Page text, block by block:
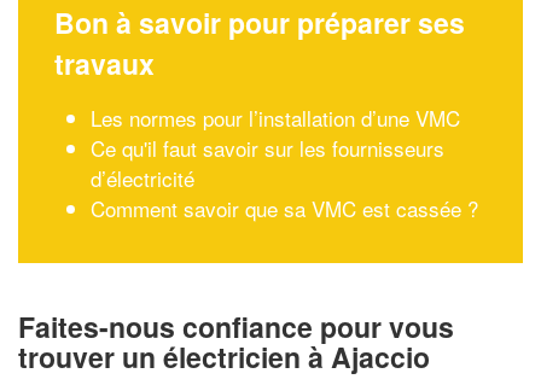
Bon à savoir pour préparer ses
travaux
Les normes pour l’installation d’une VMC
Ce qu'il faut savoir sur les fournisseurs
d’électricité
Comment savoir que sa VMC est cassée ?
Faites-nous confiance pour vous
trouver un électricien à Ajaccio